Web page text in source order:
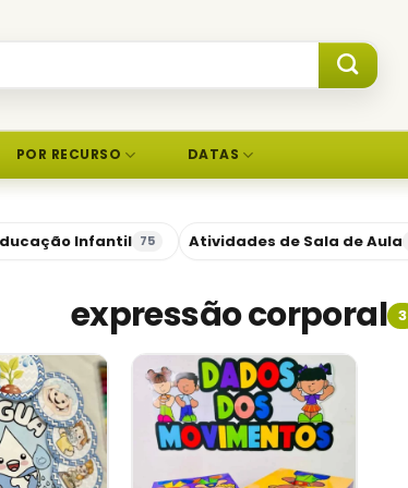
POR RECURSO DATAS
Infantil 75 Atividades de Sala de Aula
expressão corporal 3